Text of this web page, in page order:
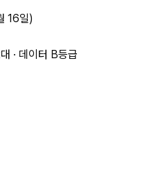
16일)
· 데이터 B등급